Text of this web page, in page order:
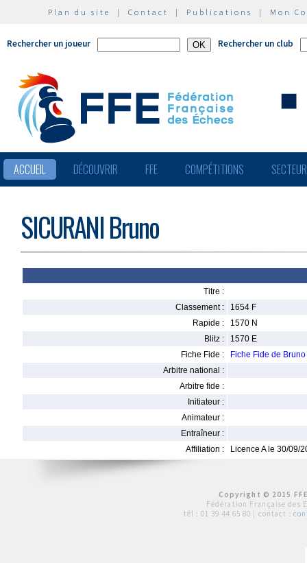
Plan du site | Contact | Publications | Mon
Rechercher un joueur Rechercher un club
ACCUEIL DÉCOUVRIR FFE COMPÉTITIONS
SICURANI Bruno
Titre :
Classement :
1654 F
Rapide :
1570 N
Blitz :
1570 E
Fiche Fide :
Fiche Fide de
Arbitre national :
Arbitre fide :
Initiateur :
Animateur :
Entraîneur :
Affiliation :
Licence A le 30/09/
Copyright © 2015
Fédération Française des
tél : 01 39 44 65 80 | contact :